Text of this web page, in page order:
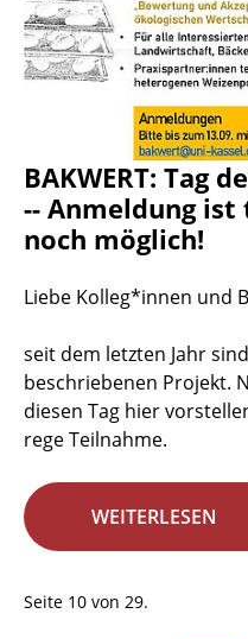
BAKWERT: Tag
-- Anmeldung
noch möglich!
Liebe Kolleg*innen und
seit dem letzten Jahr
beschriebenen Projekt.
diesen Tag hier
rege Teilnahme.
WEITERLESEN
Seite 10 von 29.